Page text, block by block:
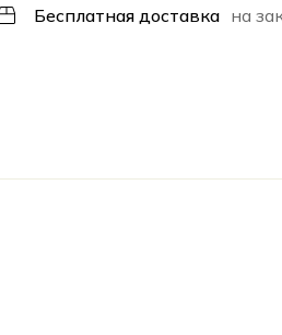
Бесплатная доставка на